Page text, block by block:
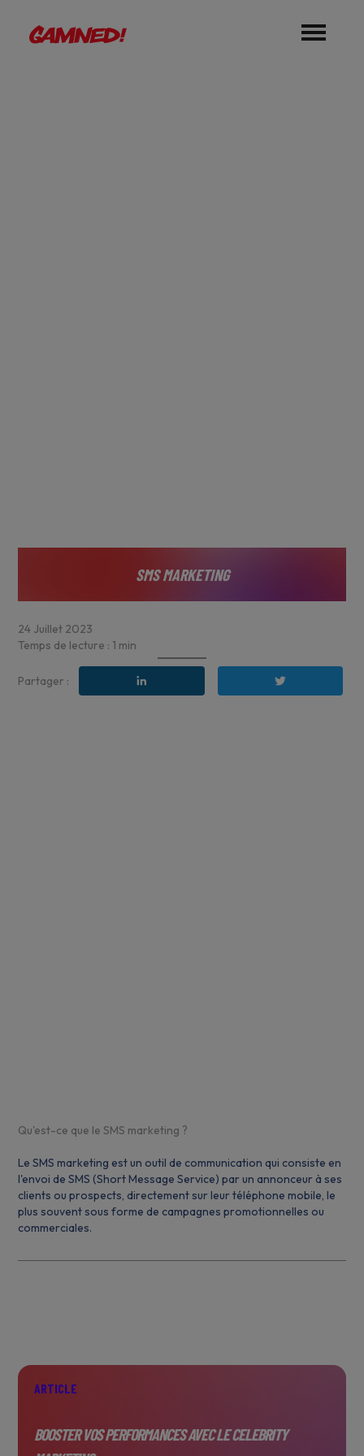
SMS MARKETING
24 Juillet 2023
Temps de lecture : 1 min
Partager :
Qu'est-ce que le SMS marketing ?
Le SMS marketing est un outil de communication qui consiste en
l'envoi de SMS (Short Message Service) par un annonceur à ses
clients ou prospects, directement sur leur téléphone mobile, le
plus souvent sous forme de campagnes promotionnelles ou
commerciales.
ARTICLE
BOOSTER VOS PERFORMANCES AVEC LE CELEBRITY